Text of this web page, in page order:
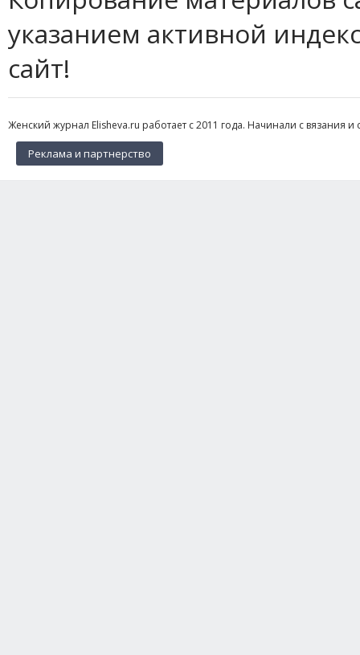
указанием активной
сайт!
Женский журнал Elisheva.ru работает с 2011 года. Начинали с вязания
Реклама и партнерство